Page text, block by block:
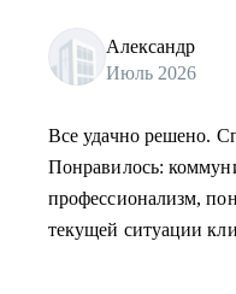
Александр
Июль 2026
Все удачно решено.
Понравилось:
профессионализм,
текущей ситуации